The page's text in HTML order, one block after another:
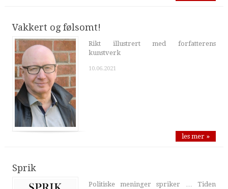
Vakkert og følsomt!
Rikt illustrert med forfatterens
kunstverk
10.06.2021
les mer »
Sprik
Politiske meninger spriker … Tiden